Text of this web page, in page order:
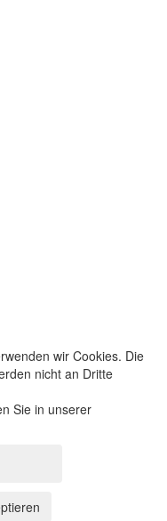
wir Cookies. Die
nicht an Dritte
Sie in unserer